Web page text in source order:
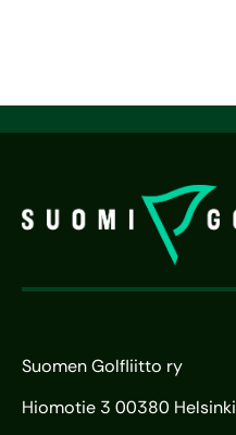
Suomen Golfliitto ry
Hiomotie 3 00380 Helsinki